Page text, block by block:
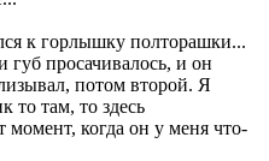
к горлышку полторашки...
губ просачивалось, и он
потом второй. Я
то там, то здесь
момент, когда он у меня что-